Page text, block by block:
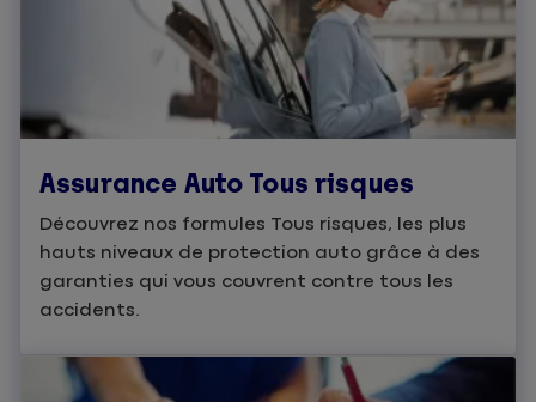
Assurance Auto Tous risques
Découvrez nos formules Tous risques, les plus
hauts niveaux de protection auto grâce à des
garanties qui vous couvrent contre tous les
accidents.